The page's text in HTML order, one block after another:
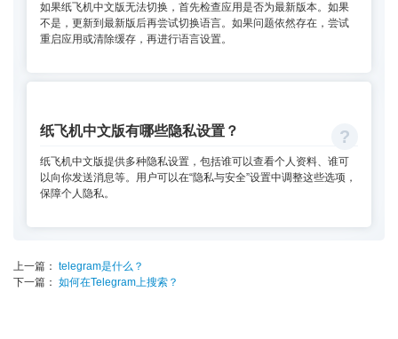
如果纸飞机中文版无法切换，首先检查应用是否为最新版本。如果
不是，更新到最新版后再尝试切换语言。如果问题依然存在，尝试
重启应用或清除缓存，再进行语言设置。
纸飞机中文版有哪些隐私设置？
纸飞机中文版提供多种隐私设置，包括谁可以查看个人资料、谁可
以向你发送消息等。用户可以在“隐私与安全”设置中调整这些选项，
保障个人隐私。
上一篇： telegram是什么？
下一篇： 如何在Telegram上搜索？